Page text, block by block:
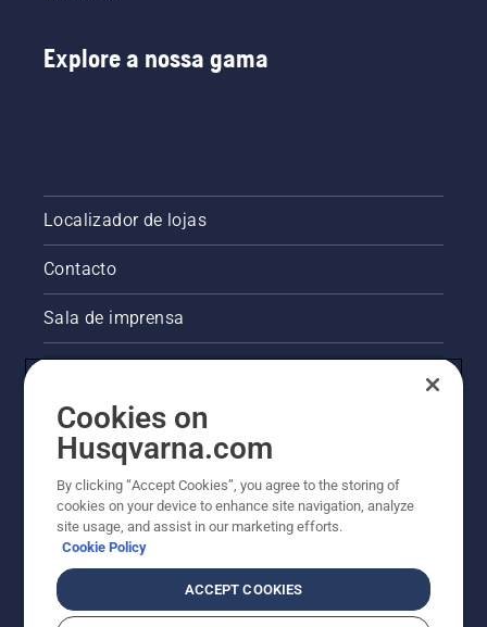
Explore a nossa gama
Localizador de lojas
Contacto
Sala de imprensa
Outros websites da Husqvarna
A abordagem da Husqvarna à sustentabilidade
Cookies on
Husqvarna.com
By clicking “Accept Cookies”, you agree to the storing of
cookies on your device to enhance site navigation, analyze
site usage, and assist in our marketing efforts.
Cookie Policy
ACCEPT COOKIES